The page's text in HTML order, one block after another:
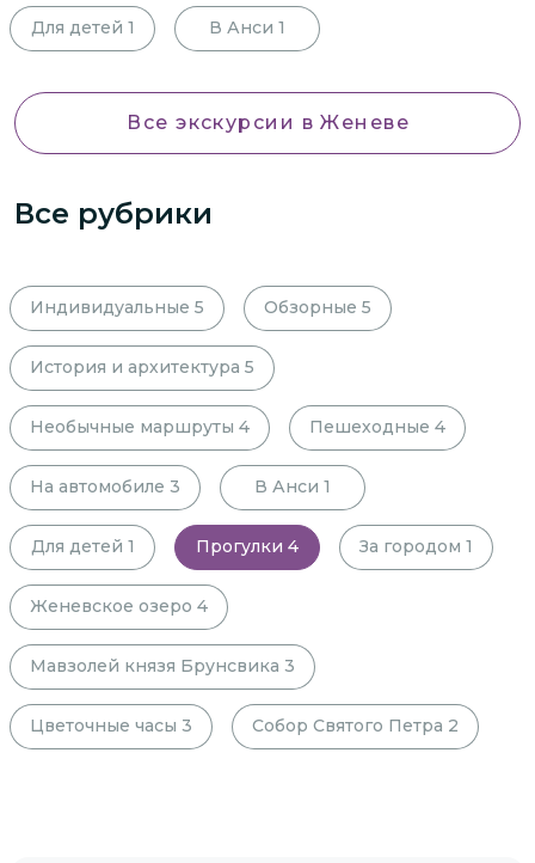
Для детей 1 В Анси 1
Все экскурсии в Женеве
Все рубрики
Индивидуальные 5 Обзорные 5
История и архитектура 5
Необычные маршруты 4 Пешеходные 4
На автомобиле 3 В Анси 1
Для детей 1 Прогулки 4 За городом 1
Женевское озеро 4
Мавзолей князя Брунсвика 3
Цветочные часы 3 Собор Святого Петра 2